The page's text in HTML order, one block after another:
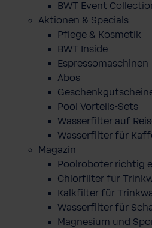
BWT Event
Aktionen & Specials
Pflege & Kosmetik
BWT Inside
Espressomaschinen
Abos
Pool Vorteils-Sets
Wasserfilter auf
Wasserfilter für
Magazin
Poolroboter richtig
Chlorfilter für
Kalkfilter für
Wasserfilter für
Magnesium und